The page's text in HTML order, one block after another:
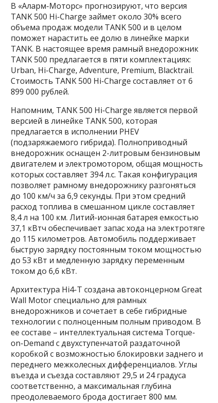
В «Аларм-Моторс» прогнозируют, что версия
TANK 500 Hi-Charge займет около 30% всего
объема продаж модели TANK 500 и в целом
поможет нарастить ее долю в линейке марки
TANK. В настоящее время рамный внедорожник
TANK 500 предлагается в пяти комплектациях:
Urban, Hi-Charge, Adventure, Premium, Blacktrail.
Стоимость TANK 500 Hi-Charge составляет от 6
899 000 рублей.
Напомним, TANK 500 Hi-Charge является первой
версией в линейке TANK 500, которая
предлагается в исполнении PHEV
(подзаряжаемого гибрида). Полноприводный
внедорожник оснащен 2-литровым бензиновым
двигателем и электромотором, общая мощность
которых составляет 394 л.с. Такая конфигурация
позволяет рамному внедорожнику разгоняться
до 100 км/ч за 6,9 секунды. При этом средний
расход топлива в смешанном цикле составляет
8,4 л на 100 км. Литий-ионная батарея емкостью
37,1 кВтч обеспечивает запас хода на электротяге
до 115 километров. Автомобиль поддерживает
быструю зарядку постоянным током мощностью
до 53 кВт и медленную зарядку переменным
током до 6,6 кВт.
Архитектура Hi4-T создана автоконцерном Great
Wall Motor специально для рамных
внедорожников и сочетает в себе гибридные
технологии с полноценным полным приводом. В
ее составе – интеллектуальная система Torque-
on-Demand с двухступенчатой раздаточной
коробкой с возможностью блокировки заднего и
переднего межколесных дифференциалов. Углы
въезда и съезда составляют 29,5 и 24 градуса
соответственно, а максимальная глубина
преодолеваемого брода достигает 800 мм.